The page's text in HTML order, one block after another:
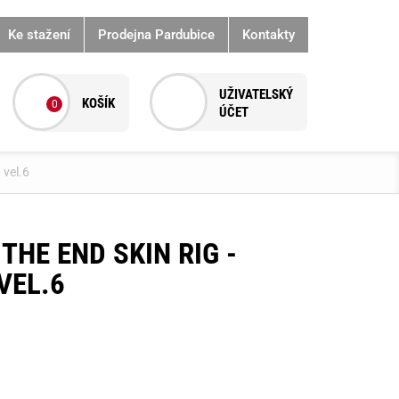
Ke stažení Prodejna Pardubice Kontakty
0
vel.6
END SKIN RIG -